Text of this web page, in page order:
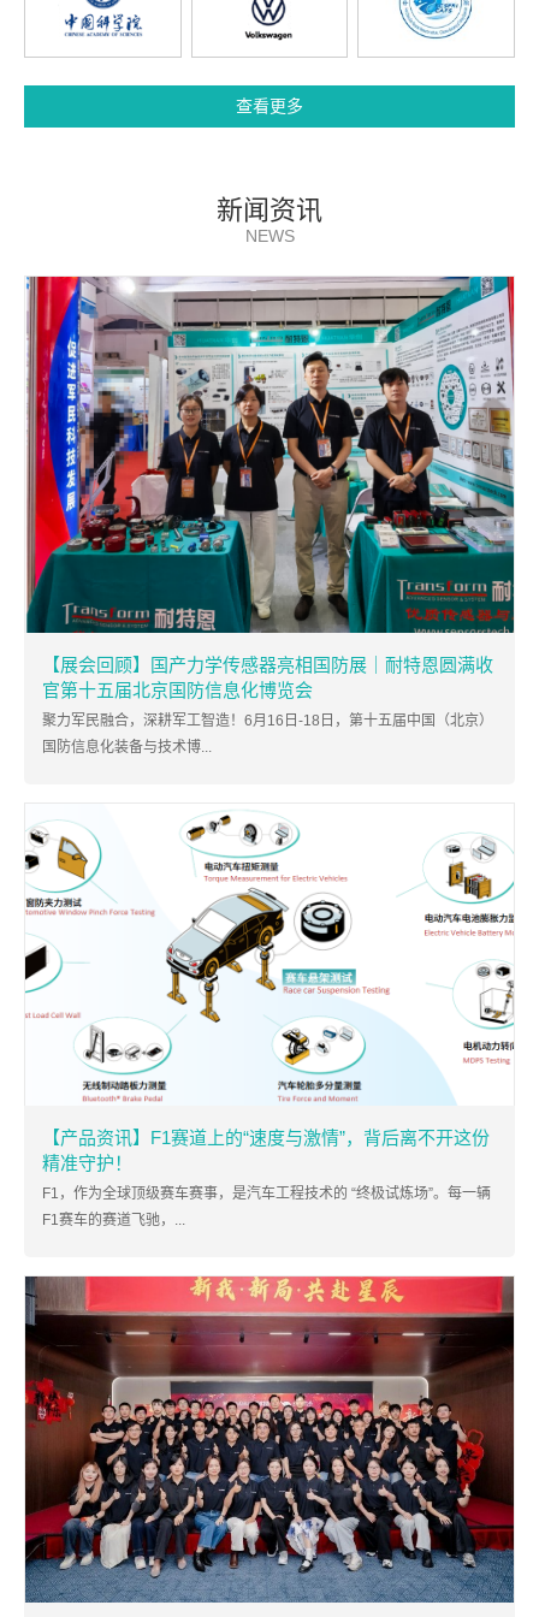
查看更多
新闻资讯
NEWS
【展会回顾】国产力学传感器亮相国防展｜耐特恩圆满收
官第十五届北京国防信息化博览会
聚力军民融合，深耕军工智造！6月16日-18日，第十五届中国（北京）
国防信息化装备与技术博...
【产品资讯】F1赛道上的“速度与激情”，背后离不开这份
精准守护！
F1，作为全球顶级赛车赛事，是汽车工程技术的 “终极试炼场”。每一辆
F1赛车的赛道飞驰，...